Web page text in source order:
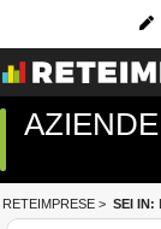
AZIENDE
RETEIMPRESE > SEI IN: